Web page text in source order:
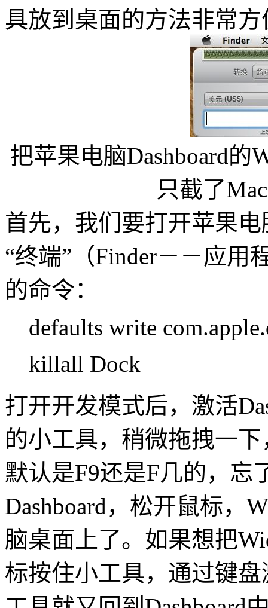
具放到桌面的方法非常
把苹果电脑Dashboard的
只截了
首先，我们要打开苹果电
“终端”（Finder－－应用
的命令：
defaults write
killall Dock
打开开发模式后，激活
的小工具，稍微拖拽一
默认是F9还是F几的，忘
Dashboard，松开鼠标，
脑桌面上了。如果想把
标按住小工具，通过键盘